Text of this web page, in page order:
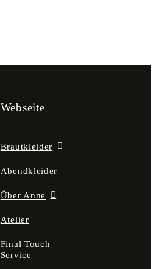
Webseite
Brautkleider
Abendkleider
Über Anne
Atelier
Final Touch
Service